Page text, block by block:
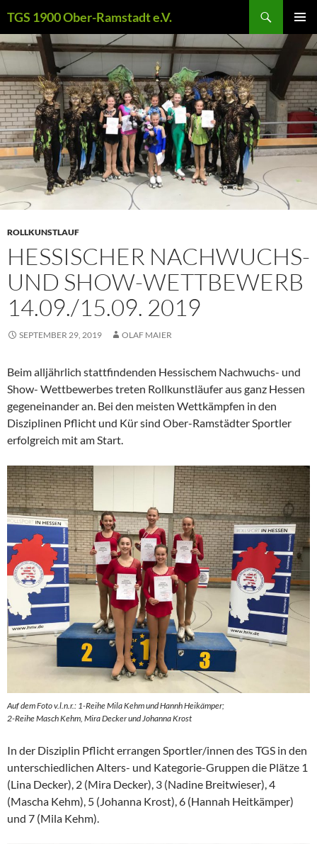
Inhalt
springen
TGS 1900 Ober-Ramstadt e.V.
MENÜ
ROLLKUNSTLAUF
HESSISCHER NACHWUCHS-
UND SHOW-WETTBEWERB
14.09./15.09. 2019
SEPTEMBER 29, 2019 OLAF MAIER
Beim alljährlich stattfindenden Hessischem Nachwuchs- und
Show- Wettbewerbes treten Rollkunstläufer aus ganz Hessen
gegeneinander an. Bei den meisten Wettkämpfen in den
Disziplinen Pflicht und Kür sind Ober-Ramstädter Sportler
erfolgreich mit am Start.
Auf dem Foto v.l.n.r.: 1-Reihe Mila Kehm und Hannh Heikämper;
2-Reihe Masch Kehm, Mira Decker und Johanna Krost
In der Disziplin Pflicht errangen Sportler/innen des TGS in den
unterschiedlichen Alters- und Kategorie-Gruppen die Plätze 1
(Lina Decker), 2 (Mira Decker), 3 (Nadine Breitwieser), 4
(Mascha Kehm), 5 (Johanna Krost), 6 (Hannah Heitkämper)
und 7 (Mila Kehm).